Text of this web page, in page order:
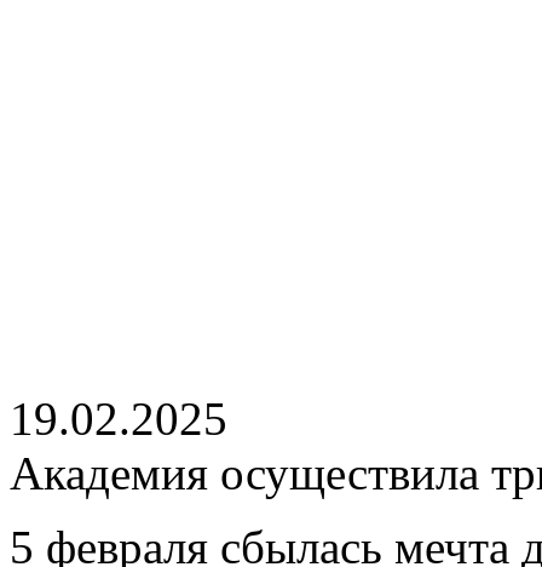
19.02.2025
Академия осуществила
5 февраля сбылась мечта